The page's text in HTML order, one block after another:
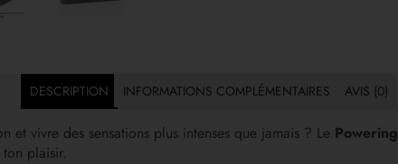
DESCRIPTION INFORMATIONS COMPLÉMENTAIRES AVIS (0)
vivre des sensations plus intenses que jamais ? Le
plaisir.